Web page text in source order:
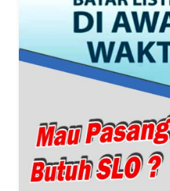
WN
KEPRI
WN